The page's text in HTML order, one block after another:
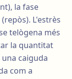
la fase
L'estrès
telògena més
la quantitat
caiguda
com a